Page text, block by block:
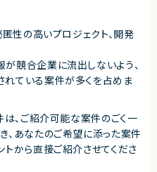
性の高いプロジェクト、開発
競合企業に流出しないよう、
ている案件が多くを占めま
、ご紹介可能な案件のごく一
あなたのご希望に添った案件
トから直接ご紹介させてくださ